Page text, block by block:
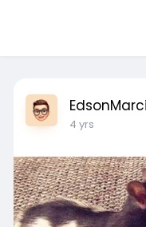
4 yrs